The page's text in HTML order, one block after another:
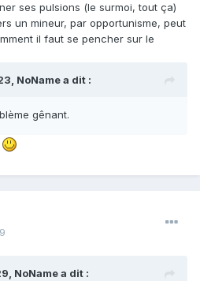
ses pulsions (le surmoi, tout ça)
un mineur, par opportunisme, peut
il faut se pencher sur le
NoNamea dit :
gênant.
NoNamea dit :